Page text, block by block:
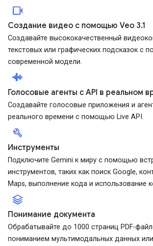
videocam
Создание видео с помощью Veo 3.1
Создавайте высококачественный
текстовых или графических подсказок с
современной модели.
android_recorder
Голосовые агенты с API в реальном
Создавайте голосовые приложения и
реального времени с помощью Live API.
build
Инструменты
Подключите Gemini к миру с помощью
инструментов, таких как поиск Google,
Maps, выполнение кода и использование
stacks
Понимание документа
Обрабатывайте до 1000 страниц PDF-
пониманием мультимодальных данных